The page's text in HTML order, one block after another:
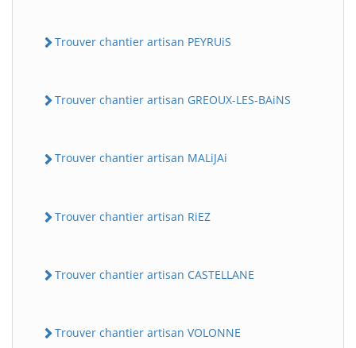
Trouver chantier artisan PEYRUiS
Trouver chantier artisan GREOUX-LES-BAiNS
Trouver chantier artisan MALiJAi
Trouver chantier artisan RiEZ
Trouver chantier artisan CASTELLANE
Trouver chantier artisan VOLONNE